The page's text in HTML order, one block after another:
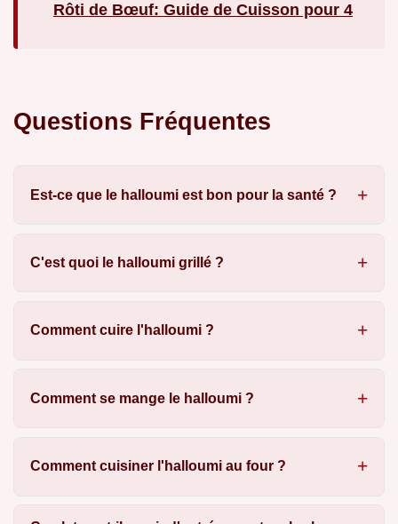
Rôti de Bœuf: Guide de Cuisson pour 4
Questions Fréquentes
Est-ce que le halloumi est bon pour la santé ?
C'est quoi le halloumi grillé ?
Comment cuire l'halloumi ?
Comment se mange le halloumi ?
Comment cuisiner l'halloumi au four ?